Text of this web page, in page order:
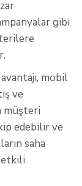
gibi
mobil
ve
müşteri
edebilir ve
saha
etkili